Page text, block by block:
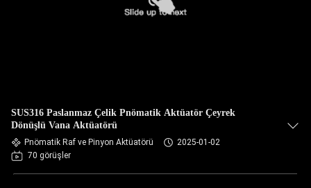
SUS316 Paslanmaz Çelik Pnömatik Aktüatör Çeyrek
Dönüşlü Vana Aktüatörü
Pnömatik Raf ve Pinyon Aktüatörü
2025-01-02
70 görüşler